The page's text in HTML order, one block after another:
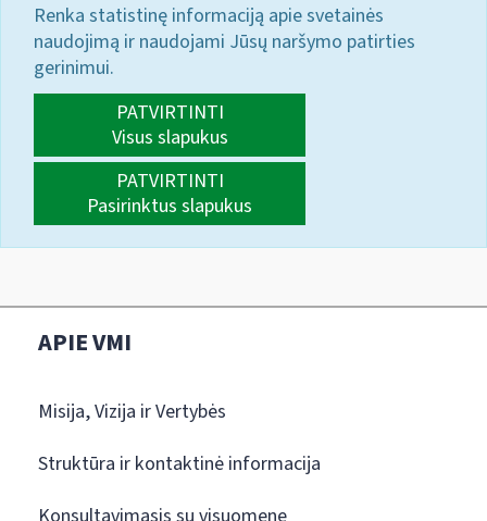
Renka statistinę informaciją apie svetainės
naudojimą ir naudojami Jūsų naršymo patirties
gerinimui.
PATVIRTINTI
Visus slapukus
PATVIRTINTI
Pasirinktus slapukus
APIE VMI
Misija, Vizija ir Vertybės
Struktūra ir kontaktinė informacija